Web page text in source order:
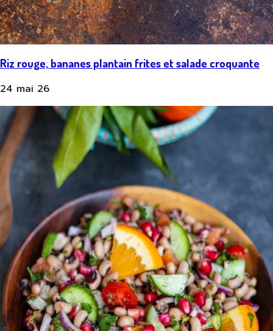
Riz rouge, bananes plantain frites et salade croquante
24 mai 26